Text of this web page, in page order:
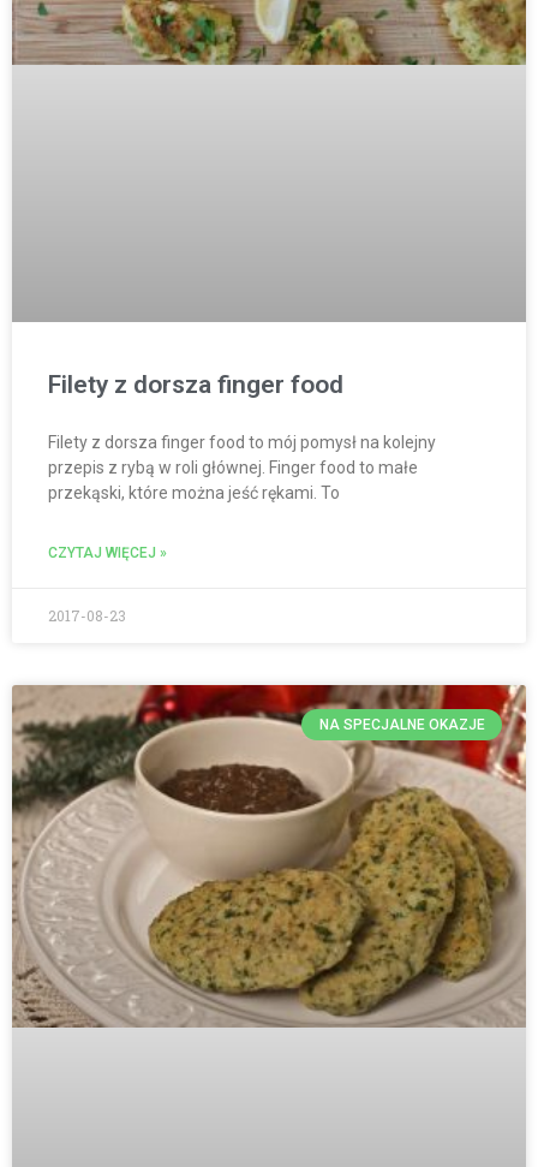
Filety z dorsza finger food
Filety z dorsza finger food to mój pomysł na kolejny
przepis z rybą w roli głównej. Finger food to małe
przekąski, które można jeść rękami. To
CZYTAJ WIĘCEJ »
2017-08-23
NA SPECJALNE OKAZJE